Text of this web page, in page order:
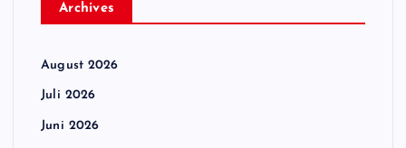
Archives
August 2026
Juli 2026
Juni 2026